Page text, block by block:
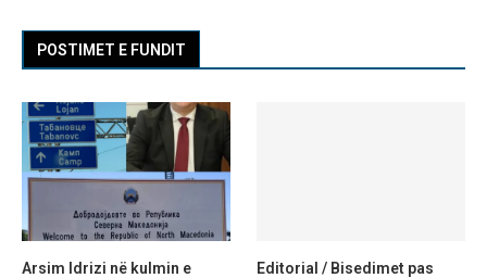
POSTIMET E FUNDIT
Arsim Idrizi në kulmin e
Editorial / Bisedimet pas